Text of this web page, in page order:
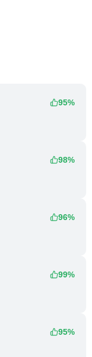
95%
98%
96%
99%
95%